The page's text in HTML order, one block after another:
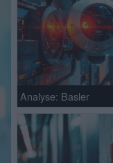
Analyse: Basler